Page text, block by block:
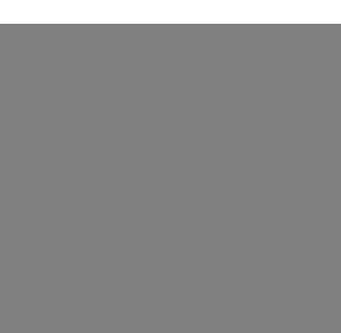
Przekazujemy Twoje dane poza